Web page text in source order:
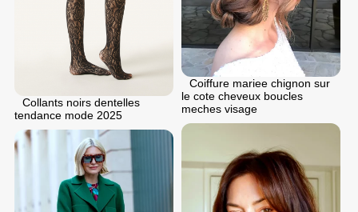
Collants noirs dentelles
tendance mode 2025
Coiffure mariee chignon sur
le cote cheveux boucles
meches visage